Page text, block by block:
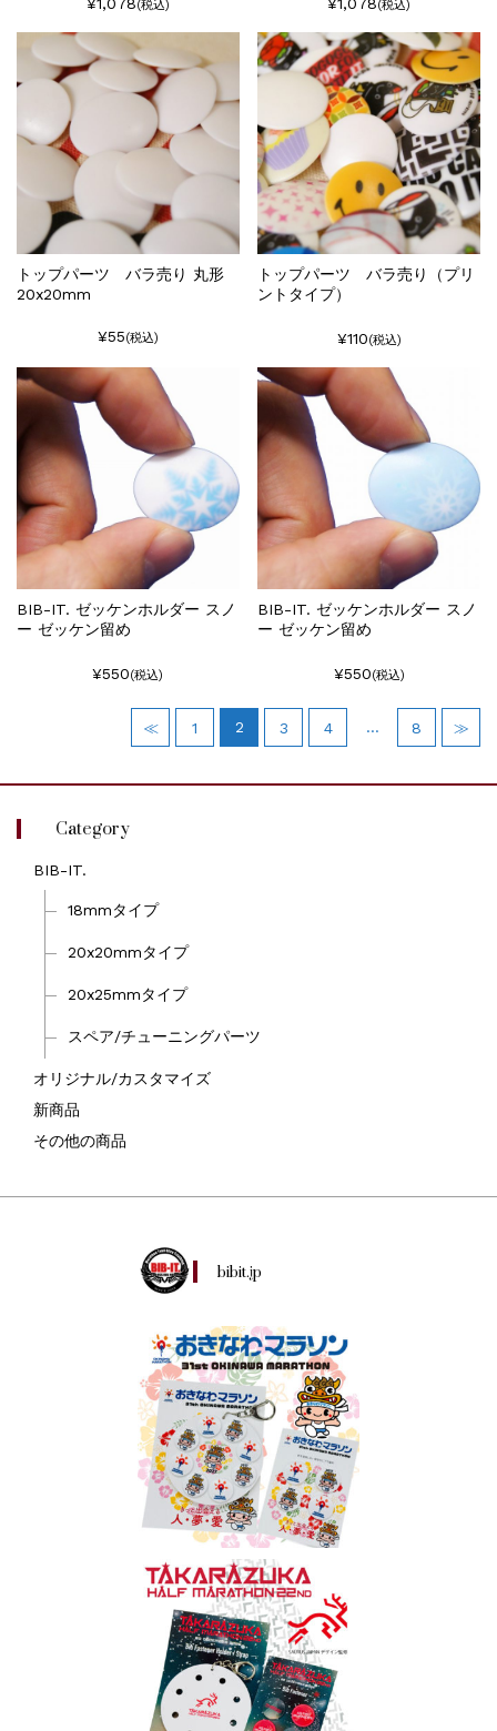
(税込) (税込)
トップパーツ バラ売り 丸形
20x20mm
¥55(税込)
トップパーツ バラ売り（プリ
ントタイプ）
¥110(税込)
BIB-IT. ゼッケンホルダー スノ
ー ゼッケン留め
¥550(税込)
BIB-IT. ゼッケンホルダー スノ
ー ゼッケン留め
¥550(税込)
≪ 1 2 3 4 … 8 ≫
Category
BIB-IT.
18mmタイプ
20x20mmタイプ
20x25mmタイプ
スペア/チューニングパーツ
オリジナル/カスタマイズ
新商品
その他の商品
bibit.jp